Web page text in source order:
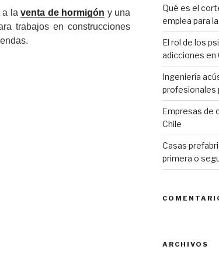
a laventa de hormigón y una
trabajos en construcciones
Qué es el
emplea para
El rol de los
adicciones en
Ingeniería
profesionales
Empresas de
Chile
Casas
primera o
ARCHIVOS